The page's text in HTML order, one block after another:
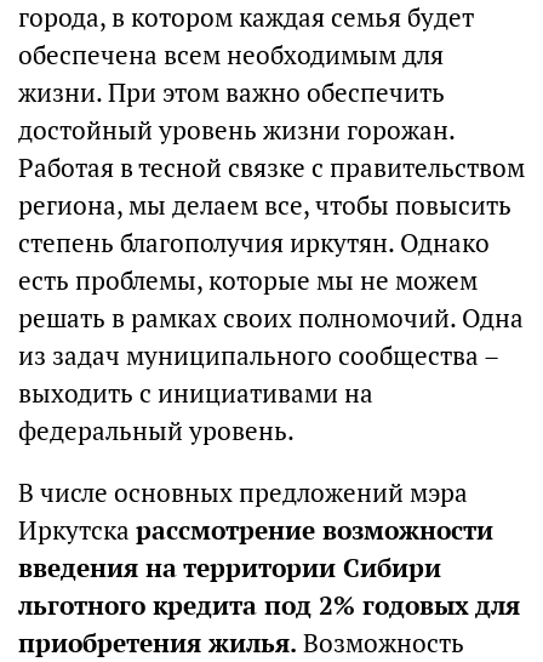
города, в котором каждая семья будет
обеспечена всем необходимым для
жизни. При этом важно обеспечить
достойный уровень жизни горожан.
Работая в тесной связке с правительством
региона, мы делаем все, чтобы повысить
степень благополучия иркутян. Однако
есть проблемы, которые мы не можем
решать в рамках своих полномочий. Одна
из задач муниципального сообщества –
выходить с инициативами на
федеральный уровень.
В числе основных предложений мэра
Иркутска рассмотрение возможности
введения на территории Сибири
льготного кредита под 2% годовых для
приобретения жилья. Возможность